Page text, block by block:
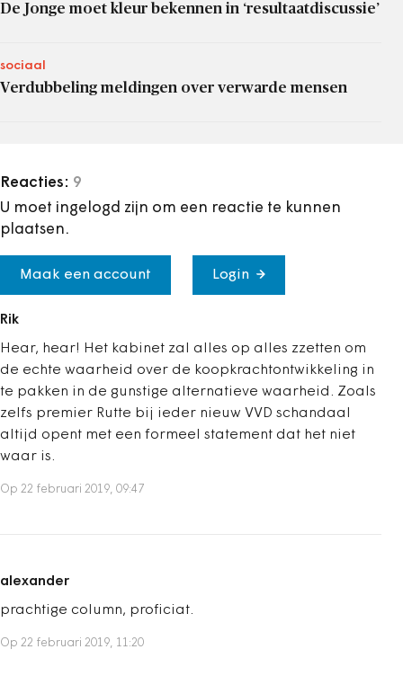
De Jonge moet kleur bekennen in ‘resultaatdiscussie’
sociaal
Verdubbeling meldingen over verwarde mensen
Reacties: 9
U moet ingelogd zijn om een reactie te kunnen
plaatsen.
Maak een account Login
Rik
Hear, hear! Het kabinet zal alles op alles zzetten om
de echte waarheid over de koopkrachtontwikkeling in
te pakken in de gunstige alternatieve waarheid. Zoals
zelfs premier Rutte bij ieder nieuw VVD schandaal
altijd opent met een formeel statement dat het niet
waar is.
Op 22 februari 2019, 09:47
alexander
prachtige column, proficiat.
Op 22 februari 2019, 11:20